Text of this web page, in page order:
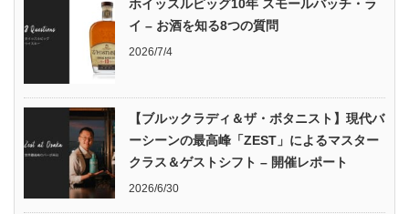
ホイッスルピッグ10年 スモールバッチ・ラ
イ – お酒を知る8つの質問
2026/7/4
【ブルックラディ＆ザ・ボタニスト】現代バ
ーシーンの最高峰「ZEST」によるマスター
クラス＆ゲストシフト – 開催レポート
2026/6/30